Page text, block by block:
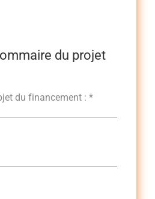
du projet
du financement :*